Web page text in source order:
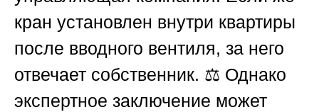
кран установлен внутри квартиры
после вводного вентиля, за него
отвечает собственник. ⚖️ Однако
экспертное заключение может